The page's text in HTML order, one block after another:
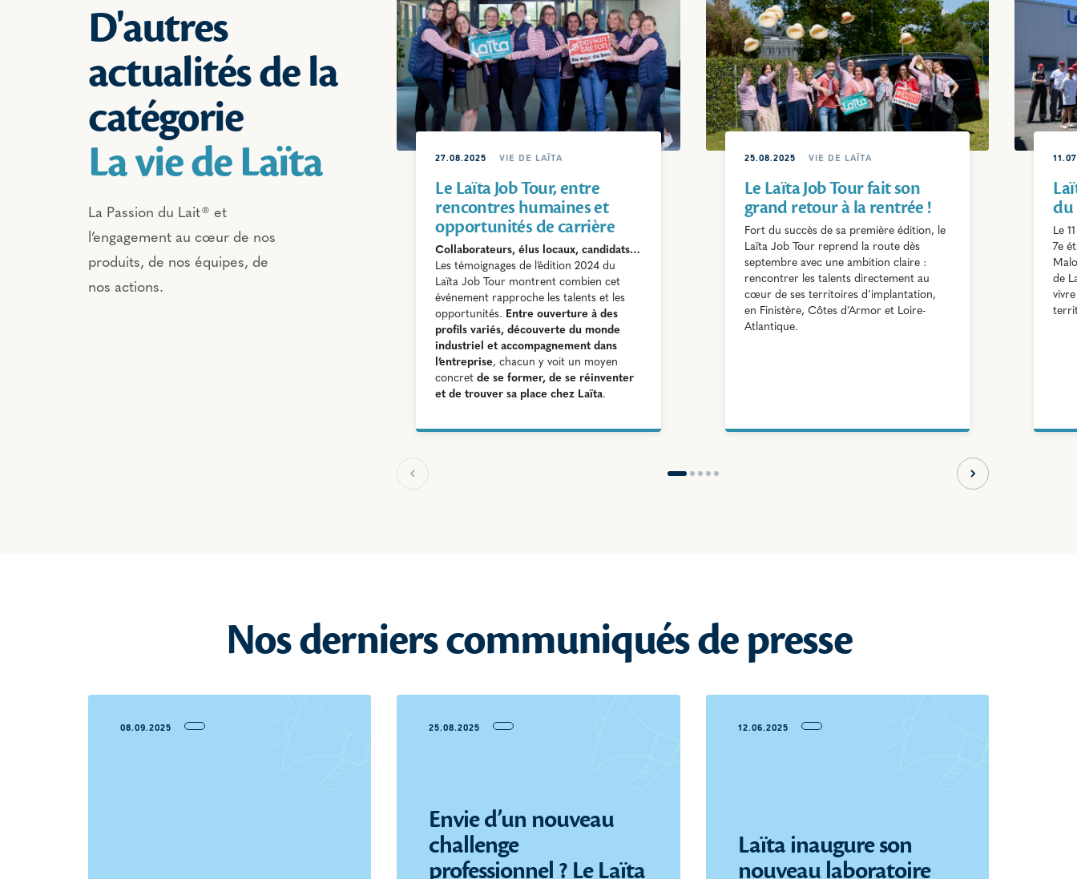
D'autres
actualités de la
catégorie
La vie de Laïta
La Passion du Lait® et
l’engagement au cœur de nos
produits, de nos équipes, de
nos actions.
27.08.2025 VIE DE LAÏTA
Le Laïta Job Tour, entre
rencontres humaines et
opportunités de carrière
Collaborateurs, élus locaux, candidats…
Les témoignages de l’édition 2024 du
Laïta Job Tour montrent combien cet
événement rapproche les talents et les
opportunités. Entre ouverture à des
profils variés, découverte du monde
industriel et accompagnement dans
l’entreprise, chacun y voit un moyen
concretde se former, de se réinventer
et de trouver sa place chez Laïta.
25.08.2025 VIE DE LAÏTA
Le Laïta Job Tour fait son
grand retour à la rentrée !
Fort du succès de sa première édition, le
Laïta Job Tour reprend la route dès
septembre avec une ambition claire :
rencontrer les talents directement au
cœur de ses territoires d’implantation,
en Finistère, Côtes d’Armor et Loire-
Atlantique.
du
Le
7e
de
Slide précédente Slide suivante
Nos derniers communiqués de presse
08.09.2025 25.08.2025
Envie d’un nouveau
challenge
professionnel ? Le Laïta
12.06.2025
Laïta inaugure son
nouveau laboratoire